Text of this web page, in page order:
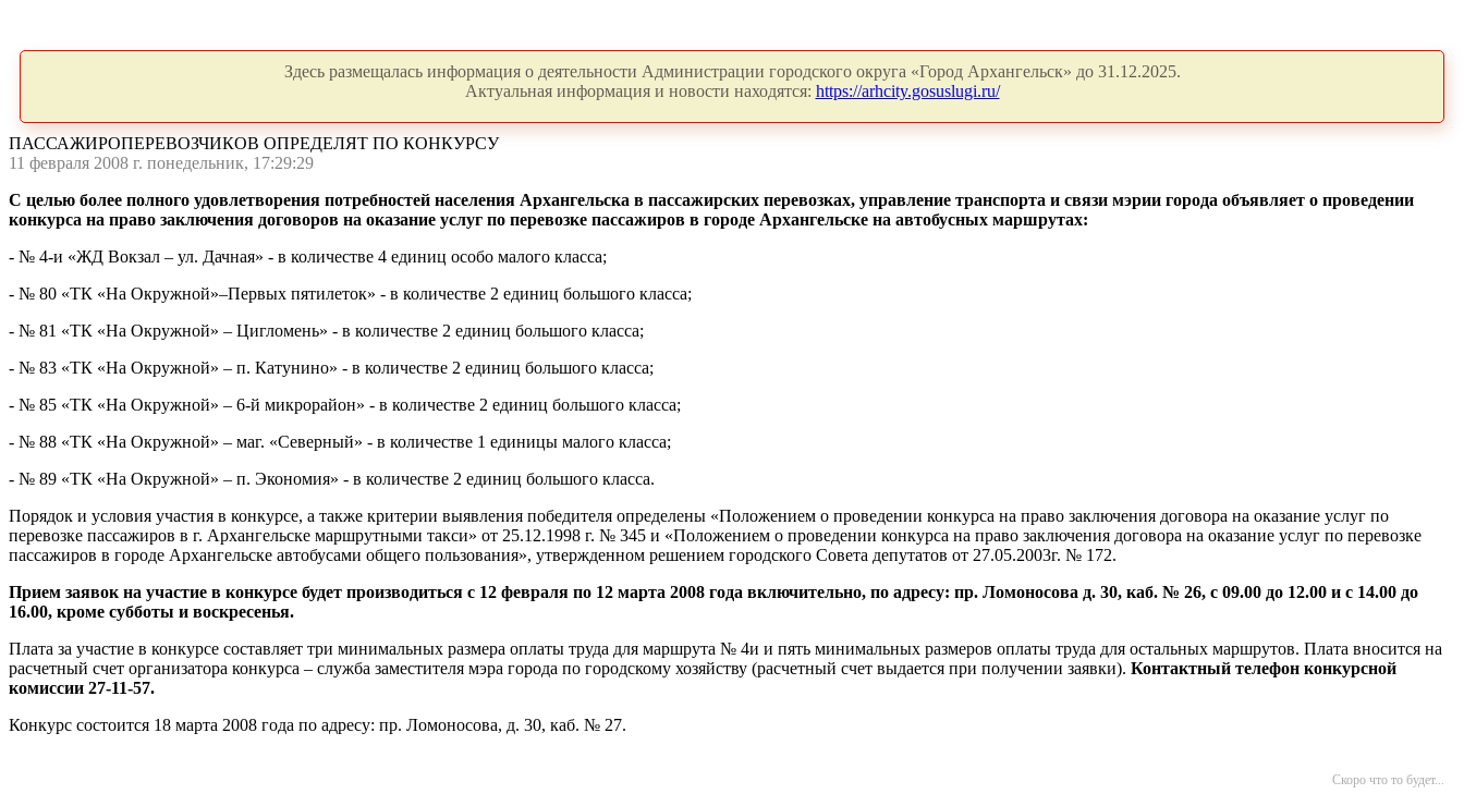
Здесь размещалась информация о деятельности Администрации городского округа «Город Архангельск» до 31.12.2025.
Актуальная информация и новости находятся: https://arhcity.gosuslugi.ru/
ПАССАЖИРОПЕРЕВОЗЧИКОВ ОПРЕДЕЛЯТ ПО КОНКУРСУ
11 февраля 2008 г. понедельник, 17:29:29
С целью более полного удовлетворения потребностей населения Архангельска в пассажирских перевозках, управление транспорта и связи мэрии города объявляет о проведении
конкурса на право заключения договоров на оказание услуг по перевозке пассажиров в городе Архангельске на автобусных маршрутах:
- № 4-и «ЖД Вокзал – ул. Дачная» - в количестве 4 единиц особо малого класса;
- № 80 «ТК «На Окружной»–Первых пятилеток» - в количестве 2 единиц большого класса;
- № 81 «ТК «На Окружной» – Цигломень» - в количестве 2 единиц большого класса;
- № 83 «ТК «На Окружной» – п. Катунино» - в количестве 2 единиц большого класса;
- № 85 «ТК «На Окружной» – 6-й микрорайон» - в количестве 2 единиц большого класса;
- № 88 «ТК «На Окружной» – маг. «Северный» - в количестве 1 единицы малого класса;
- № 89 «ТК «На Окружной» – п. Экономия» - в количестве 2 единиц большого класса.
Порядок и условия участия в конкурсе, а также критерии выявления победителя определены «Положением о проведении конкурса на право заключения договора на оказание услуг по
перевозке пассажиров в г. Архангельске маршрутными такси» от 25.12.1998 г. № 345 и «Положением о проведении конкурса на право заключения договора на оказание услуг по перевозке
пассажиров в городе Архангельске автобусами общего пользования», утвержденном решением городского Совета депутатов от 27.05.2003г. № 172.
Прием заявок на участие в конкурсе будет производиться с 12 февраля по 12 марта 2008 года включительно, по адресу: пр. Ломоносова д. 30, каб. № 26, с 09.00 до 12.00 и с 14.00 до
16.00, кроме субботы и воскресенья.
Плата за участие в конкурсе составляет три минимальных размера оплаты труда для маршрута № 4и и пять минимальных размеров оплаты труда для остальных маршрутов. Плата вносится на
расчетный счет организатора конкурса – служба заместителя мэра города по городскому хозяйству (расчетный счет выдается при получении заявки). Контактный телефон конкурсной
комиссии 27-11-57.
Конкурс состоится 18 марта 2008 года по адресу: пр. Ломоносова, д. 30, каб. № 27.
Скоро что то будет...